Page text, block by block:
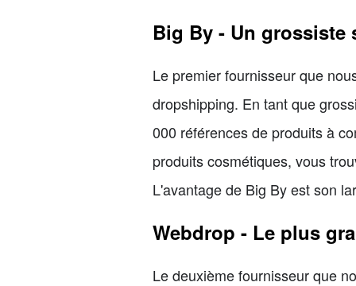
Big By - Un
Le premier fournisseur que
dropshipping. En tant que
000 références de produits à
produits cosmétiques, vous
L'avantage de Big By est son
Webdrop - Le plus
Le deuxième fournisseur que